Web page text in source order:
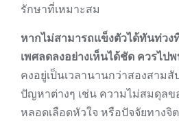
รักษาที่เหมาะสม
หากไม่สามารถแข็งตัวได้ทันท่ว
เพศลดลงอย่างเห็นได้ชัด ควรไป
คงอยู่เป็นเวลานานกว่าสองสาม
ปัญหาต่างๆ เช่น ความไม่สมดุล
หลอดเลือดหัวใจ หรือปัจจัยทางจิ